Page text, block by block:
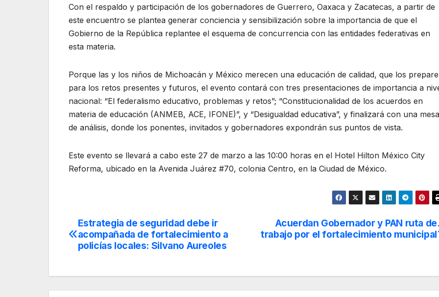
Con el respaldo y participación de los gobernadores de Guerrero, Oaxaca y Zacatecas, a partir de
este encuentro se plantea generar conciencia y sensibilización sobre la importancia de que el
Gobierno de la República replantee el esquema de concurrencia con las entidades federativas en
esta materia.
Porque las y los niños de Michoacán y México merecen una educación de calidad, que los prepare
para los retos presentes y futuros, el evento contará con tres presentaciones de importancia a
nacional: “El federalismo educativo, problemas y retos”; “Constitucionalidad de los acuerdos en
materia de educación (ANMEB, ACE, IFONE)”, y “Desigualdad educativa”, y finalizará con una mesa
de análisis, donde los ponentes, invitados y gobernadores expondrán sus puntos de vista.
Este evento se llevará a cabo este 27 de marzo a las 10:00 horas en el Hotel Hilton México City
Reforma, ubicado en la Avenida Juárez #70, colonia Centro, en la Ciudad de México.
Navegación
de
Acuerdan Gobernador y PAN ruta de
trabajo por el fortalecimiento municipal
Estrategia de seguridad debe ir
acompañada de fortalecimiento a
policías locales: Silvano Aureoles